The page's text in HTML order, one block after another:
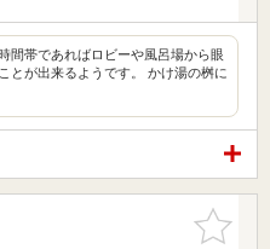
間帯であればロビーや風呂場から眼
とが出来るようです。 かけ湯の桝に
お気に入
りに追加